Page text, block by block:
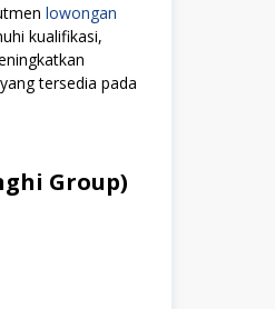
lowongan
kualifikasi,
tersedia pada
Group)